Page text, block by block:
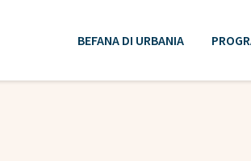
BEFANA DI URBANIA